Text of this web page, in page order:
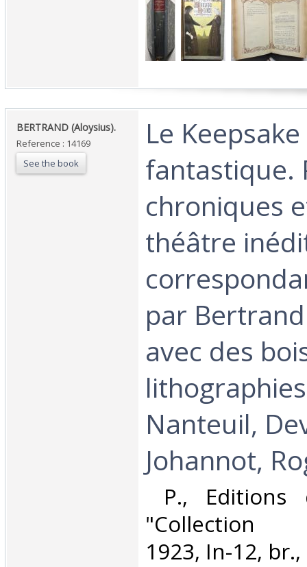
‎BERTRAND (Aloysius). ‎
Reference : 14169
See the book
‎Le Keepsake
fantastique.
chroniques
théâtre
par
avec des
Nanteuil,
Johannot,
P.,
"Collection
1923, In-12,